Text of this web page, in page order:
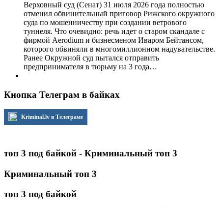
Верховный суд (Сенат) 31 июля 2026 года полностью
отменил обвинительный приговор Рижского окружного
суда по мошенничеству при создании ветрового
туннеля. Что очевидно: речь идет о старом скандале с
фирмой Aerodium и бизнесменом Иваром Бейтансом,
которого обвиняли в многомиллионном надувательстве.
Ранее Окружной суд пытался отправить
предпринимателя в тюрьму на 3 года…
Кнопка Телеграм в байках
Kriminal.lv в Телеграме
топ 3 под байкой - Криминальный топ 3
Криминальный топ 3
топ 3 под байкой